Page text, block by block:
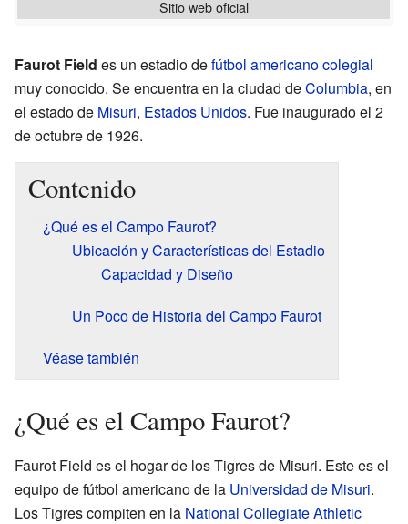
Sitio web oficial
Faurot Field es un estadio defútbol americano colegial
muy conocido. Se encuentra en la ciudad deColumbia, en
el estado de Misuri, Estados Unidos. Fue inaugurado el 2
de octubre de 1926.
Contenido
¿Qué es el Campo Faurot?
Ubicación y Características del Estadio
Capacidad y Diseño
Un Poco de Historia del Campo Faurot
Véase también
¿Qué es el Campo Faurot?
Faurot Field es el hogar de los Tigres de Misuri. Este es el
equipo de fútbol americano de la Universidad de Misuri.
Los Tigres compiten en la National Collegiate Athletic